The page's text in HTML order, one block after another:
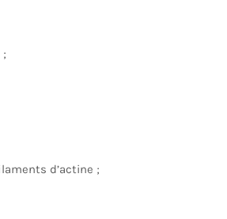
d’actine ;